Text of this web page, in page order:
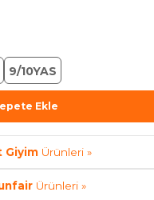
9/10YAS
Ekle
GiyimÜrünleri »
Ürünleri »